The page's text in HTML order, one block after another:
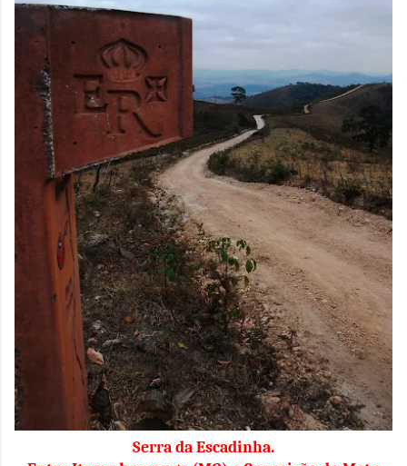
Serra da Escadinha.